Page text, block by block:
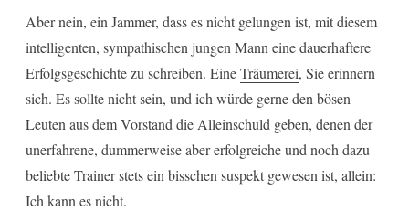
Aber nein, ein Jammer, dass es nicht gelungen ist, mit diesem
intelligenten, sympathischen jungen Mann eine dauerhaftere
Erfolgsgeschichte zu schreiben. EineTräumerei, Sie erinnern
sich. Es sollte nicht sein, und ich würde gerne den bösen
Leuten aus dem Vorstand die Alleinschuld geben, denen der
unerfahrene, dummerweise aber erfolgreiche und noch dazu
beliebte Trainer stets ein bisschen suspekt gewesen ist, allein:
Ich kann es nicht.